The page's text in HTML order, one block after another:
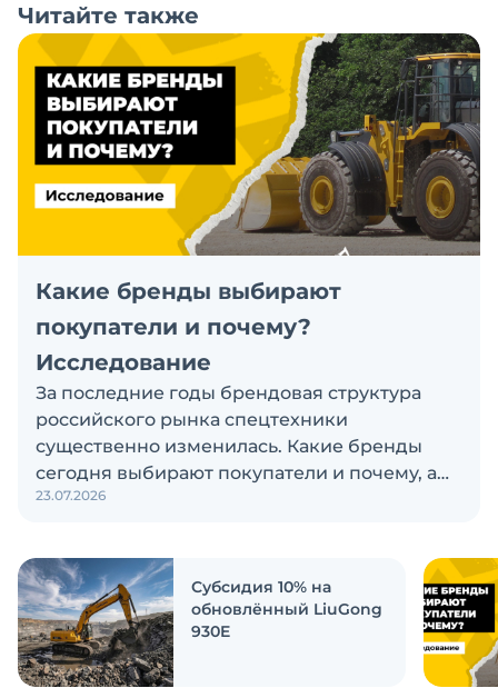
Читайте также
Какие бренды выбирают
покупатели и почему?
Исследование
За последние годы брендовая структура
российского рынка спецтехники
существенно изменилась. Какие бренды
сегодня выбирают покупатели и почему, а
также кого считают лидерами рынка?
ответить на эти вопросы
23.07.2026
Субсидия 10% на
обновлённый LiuGong
930E